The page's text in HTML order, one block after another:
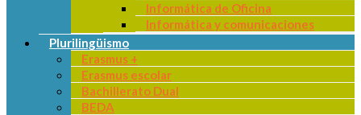
Informática de Oficina
Informática y comunicaciones
Plurilingüismo
Erasmus +
Erasmus escolar
Bachillerato Dual
BEDA